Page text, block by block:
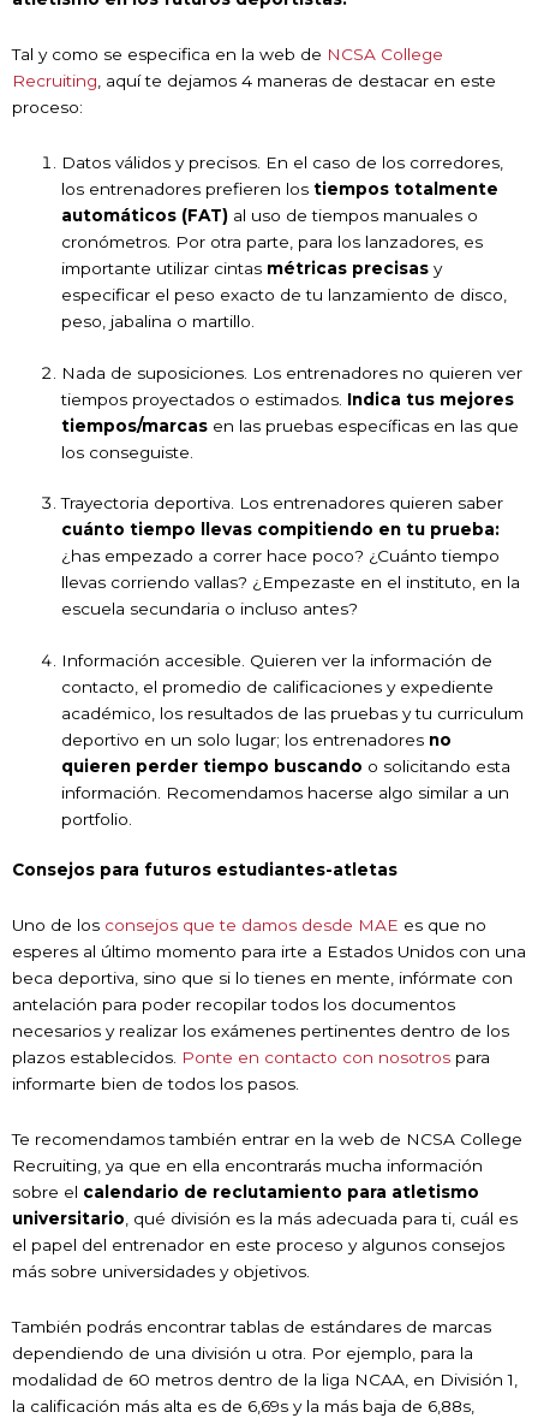
Tal y como se especifica en la web de NCSA College
Recruiting, aquí te dejamos 4 maneras de destacar en este
proceso:
Datos válidos y precisos. En el caso de los corredores,
los entrenadores prefieren lostiempos totalmente
automáticos (FAT) al uso de tiempos manuales o
cronómetros. Por otra parte, para los lanzadores, es
importante utilizar cintas métricas precisasy
especificar el peso exacto de tu lanzamiento de disco,
peso, jabalina o martillo.
Nada de suposiciones. Los entrenadores no quieren ver
tiempos proyectados o estimados. Indica tus mejores
tiempos/marcas en las pruebas específicas en las que
los conseguiste.
Trayectoria deportiva. Los entrenadores quieren saber
cuánto tiempo llevas compitiendo en tu prueba:
¿has empezado a correr hace poco? ¿Cuánto tiempo
llevas corriendo vallas? ¿Empezaste en el instituto, en la
escuela secundaria o incluso antes?
Información accesible. Quieren ver la información de
contacto, el promedio de calificaciones y expediente
académico, los resultados de las pruebas y tu curriculum
deportivo en un solo lugar; los entrenadores no
quieren perder tiempo buscando o solicitando esta
información. Recomendamos hacerse algo similar a un
portfolio.
Consejos para futuros estudiantes-atletas
Uno de los consejos que te damos desde MAE es que no
esperes al último momento para irte a Estados Unidos con una
beca deportiva, sino que si lo tienes en mente, infórmate con
antelación para poder recopilar todos los documentos
necesarios y realizar los exámenes pertinentes dentro de los
plazos establecidos. Ponte en contacto con nosotros para
informarte bien de todos los pasos.
Te recomendamos también entrar en la web de NCSA College
Recruiting, ya que en ella encontrarás mucha información
sobre el calendario de reclutamiento para atletismo
universitario, qué división es la más adecuada para ti, cuál es
el papel del entrenador en este proceso y algunos consejos
más sobre universidades y objetivos.
También podrás encontrar tablas de estándares de marcas
dependiendo de una división u otra. Por ejemplo, para la
modalidad de 60 metros dentro de la liga NCAA, en División 1,
la calificación más alta es de 6,69s y la más baja de 6,88s,